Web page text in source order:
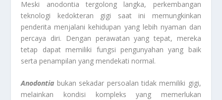
Meski anodontia tergolong langka, perkembangan
teknologi kedokteran gigi saat ini memungkinkan
penderita menjalani kehidupan yang lebih nyaman dan
percaya diri. Dengan perawatan yang tepat, mereka
tetap dapat memiliki fungsi pengunyahan yang baik
serta penampilan yang mendekati normal.
Anodontia bukan sekadar persoalan tidak memiliki gigi,
melainkan kondisi kompleks yang memerlukan